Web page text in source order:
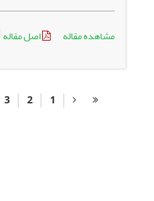
مشاهده مقاله اصل مقاله
1
2
3